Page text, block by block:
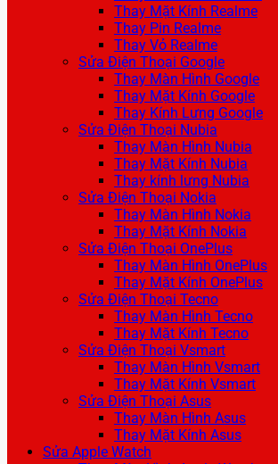
Thay Mặt Kính Realme
Thay Pin Realme
Thay Vỏ Realme
Sửa Điện Thoại Google
Thay Màn Hình Google
Thay Mặt Kính Google
Thay Kính Lưng Google
Sửa Điện Thoại Nubia
Thay Màn Hình Nubia
Thay Mặt Kính Nubia
Thay kính lưng Nubia
Sửa Điện Thoại Nokia
Thay Màn Hình Nokia
Thay Mặt Kính Nokia
Sửa Điện Thoại OnePlus
Thay Màn Hình OnePlus
Thay Mặt Kính OnePlus
Sửa Điện Thoại Tecno
Thay Màn Hình Tecno
Thay Mặt Kính Tecno
Sửa Điện Thoại Vsmart
Thay Màn Hình Vsmart
Thay Mặt Kính Vsmart
Sửa Điện Thoại Asus
Thay Màn Hình Asus
Thay Mặt Kính Asus
Sửa Apple Watch